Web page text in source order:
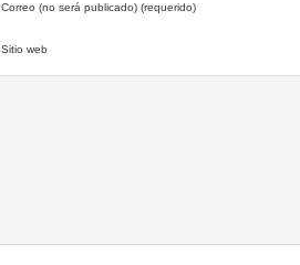
Correo (no será publicado) (requerido)
Sitio web